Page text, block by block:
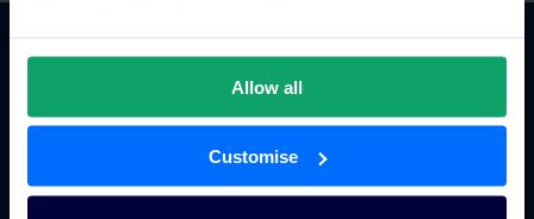
Allow all
Customise
Gestionnaire de canaux pour hôtels
Moteur de réservation en ligne